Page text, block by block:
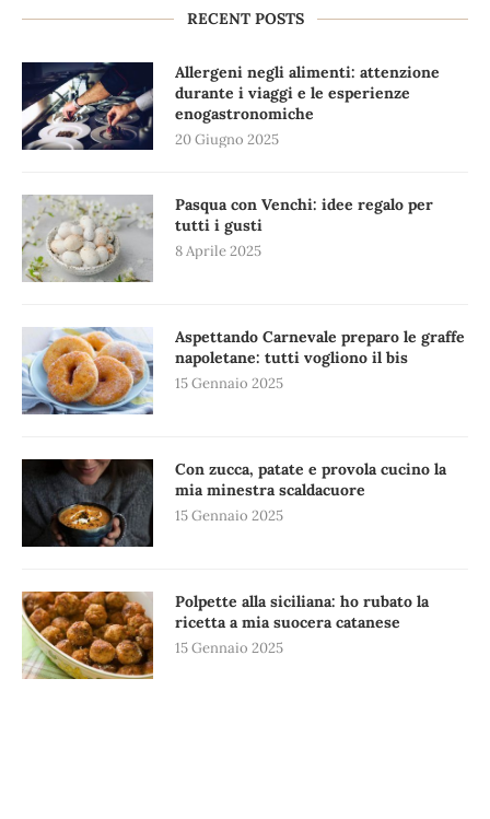
RECENT POSTS
Allergeni negli alimenti: attenzione
durante i viaggi e le esperienze
enogastronomiche
20 Giugno 2025
Pasqua con Venchi: idee regalo per
tutti i gusti
8 Aprile 2025
Aspettando Carnevale preparo le graffe
napoletane: tutti vogliono il bis
15 Gennaio 2025
Con zucca, patate e provola cucino la
mia minestra scaldacuore
15 Gennaio 2025
Polpette alla siciliana: ho rubato la
ricetta a mia suocera catanese
15 Gennaio 2025